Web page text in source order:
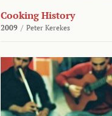
Cooking History
2009 / Peter Kerekes